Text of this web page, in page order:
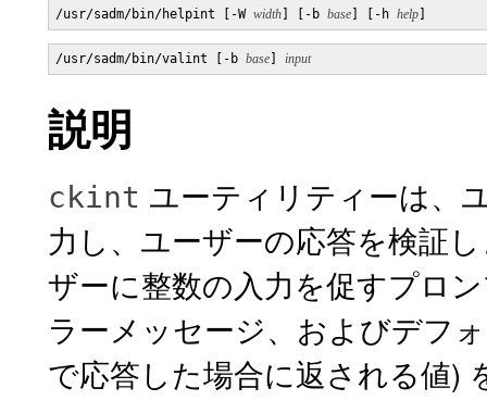
/usr/sadm/bin/helpint [-W width ] [-b base ] [-h help
/usr/sadm/bin/valint [-b base input
説明
ckint ユーティリティーは、
力し、ユーザーの応答を検証
ザーに整数の入力を促すプロ
ラーメッセージ、およびデフ
で応答した場合に返される値)